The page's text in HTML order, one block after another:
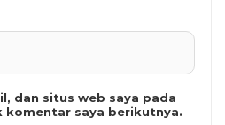
dan situs web saya pada
komentar saya berikutnya.